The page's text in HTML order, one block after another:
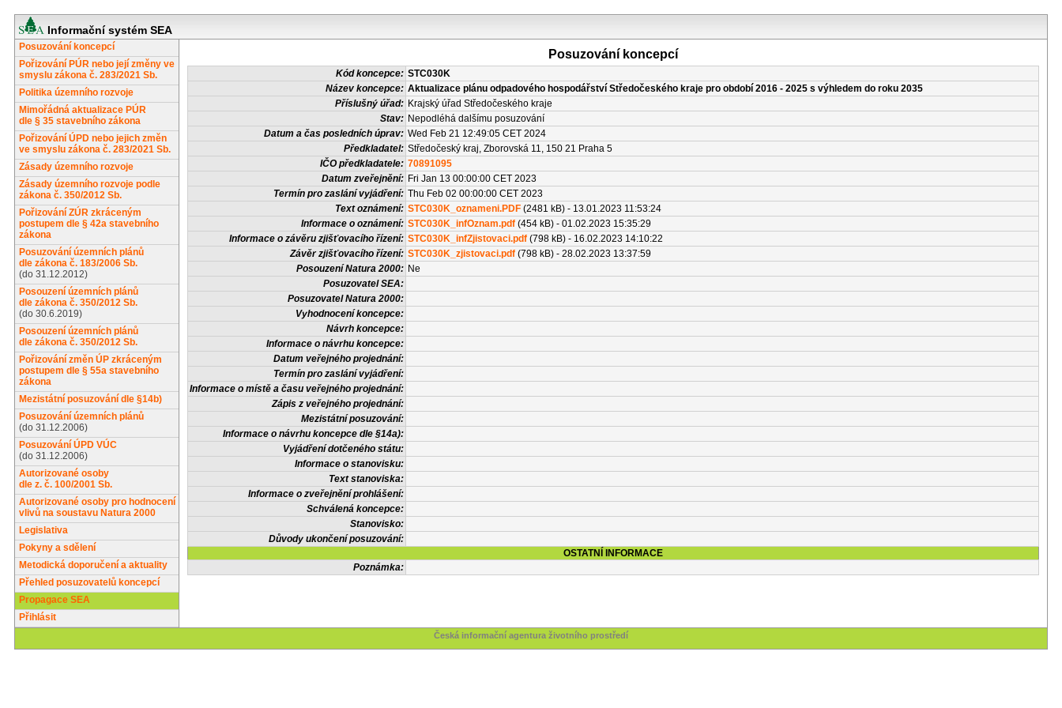
Informační systém SEA
Posuzování koncepcí
Pořizování PÚR nebo její změny ve
smyslu zákona č. 283/2021 Sb.
Politika územního rozvoje
Mimořádná aktualizace PÚR
dle § 35 stavebního zákona
Pořizování ÚPD nebo jejich změn
ve smyslu zákona č. 283/2021 Sb.
Zásady územního rozvoje
Zásady územního rozvoje podle
zákona č. 350/2012 Sb.
Pořizování ZÚR zkráceným
postupem dle § 42a stavebního
zákona
Posuzování územních plánů
dle zákona č. 183/2006 Sb.
(do 31.12.2012)
Posouzení územních plánů
dle zákona č. 350/2012 Sb.
(do 30.6.2019)
Posouzení územních plánů
dle zákona č. 350/2012 Sb.
Pořizování změn ÚP zkráceným
postupem dle § 55a stavebního
zákona
Mezistátní posuzování dle §14b)
Posuzování územních plánů
(do 31.12.2006)
Posuzování ÚPD VÚC
(do 31.12.2006)
Autorizované osoby
dle z. č. 100/2001 Sb.
Autorizované osoby pro hodnocení
vlivů na soustavu Natura 2000
Legislativa
Pokyny a sdělení
Metodická doporučení a aktuality
Přehled posuzovatelů koncepcí
Propagace SEA
Přihlásit
Posuzování koncepcí
Kód koncepce: STC030K
Název koncepce: Aktualizace plánu odpadového hospodářství Středočeského kraje pro období 2016 - 2025 s výhledem do roku 2035
Příslušný úřad: Krajský úřad Středočeského kraje
Stav: Nepodléhá dalšímu posuzování
Datum a čas posledních úprav: Wed Feb 21 12:49:05 CET 2024
Předkladatel: Středočeský kraj, Zborovská 11, 150 21 Praha 5
IČO předkladatele: 70891095
Datum zveřejnění: Fri Jan 13 00:00:00 CET 2023
Termín pro zaslání vyjádření: Thu Feb 02 00:00:00 CET 2023
Text oznámení: STC030K_oznameni.PDF (2481 kB) - 13.01.2023 11:53:24
Informace o oznámení: STC030K_infOznam.pdf (454 kB) - 01.02.2023 15:35:29
Informace o závěru zjišťovacího řízení: STC030K_infZjistovaci.pdf (798 kB) - 16.02.2023 14:10:22
Závěr zjišťovacího řízení: STC030K_zjistovaci.pdf (798 kB) - 28.02.2023 13:37:59
Posouzení Natura 2000: Ne
Posuzovatel SEA:
Posuzovatel Natura 2000:
Vyhodnocení koncepce:
Návrh koncepce:
Informace o návrhu koncepce:
Datum veřejného projednání:
Termín pro zaslání vyjádření:
Informace o místě a času veřejného projednání:
Zápis z veřejného projednání:
Mezistátní posuzování:
Informace o návrhu koncepce dle §14a):
Vyjádření dotčeného státu:
Informace o stanovisku:
Text stanoviska:
Informace o zveřejnění prohlášení:
Schválená koncepce:
Stanovisko:
Důvody ukončení posuzování:
OSTATNÍ INFORMACE
Poznámka:
Česká informační agentura životního prostředí